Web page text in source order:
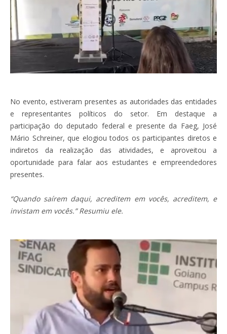
No evento, estiveram presentes as autoridades das entidades
e representantes políticos do setor. Em destaque a
participação do deputado federal e presente da Faeg, José
Mário Schreiner, que elogiou todos os participantes diretos e
indiretos da realização das atividades, e aproveitou a
oportunidade para falar aos estudantes e empreendedores
presentes.
“Quando saírem daqui, acreditem em vocês, acreditem, e
invistam em vocês.” Resumiu ele.